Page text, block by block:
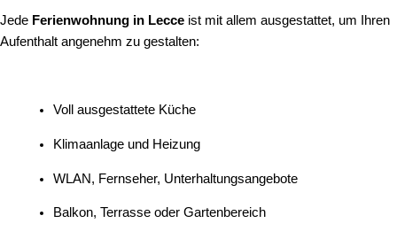
Jede Ferienwohnung in Lecce ist mit allem ausgestattet, um Ihren
Aufenthalt angenehm zu gestalten:
Voll ausgestattete Küche
Klimaanlage und Heizung
WLAN, Fernseher, Unterhaltungsangebote
Balkon, Terrasse oder Gartenbereich